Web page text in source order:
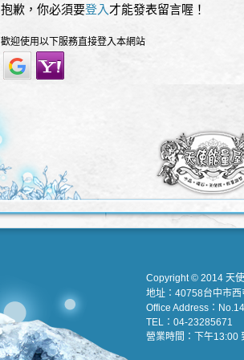
抱歉，你必須要登入 才能發表留言喔！
歡迎使用以下服務直接登入本網站
Copyright © 2014 天
地址：40758台中市
Office Address：
TEL：04-23285671
營業時間：下午13:00